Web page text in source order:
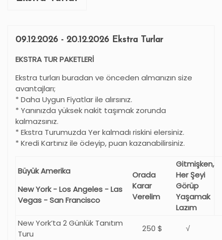
09.12.2026 - 20.12.2026 Ekstra Turlar
EKSTRA TUR PAKETLERİ
Ekstra turları buradan ve önceden almanızın size
avantajları;
* Daha Uygun Fiyatlar ile alırsınız.
* Yanınızda yüksek nakit taşımak zorunda
kalmazsınız.
* Ekstra Turumuzda Yer kalmadı riskini elersiniz.
* Kredi Kartınız ile ödeyip, puan kazanabilirsiniz.
Büyük Amerika
New York - Los Angeles - Las
Vegas - San Francisco
Orada
Karar
Verelim
Gitmişken,
Her Şeyi
Görüp
Yaşamak
Lazım
New York’ta 2 Günlük Tanıtım
Turu
250 $‎
√